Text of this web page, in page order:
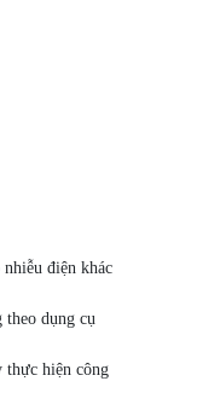
điện khác
dụng cụ
thực hiện công